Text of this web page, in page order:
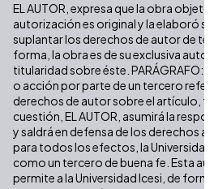
EL AUTOR, expresa que la obra
autorización es original y la elaboró
suplantar los derechos de autor de
forma, la obra es de su exclusiva
titularidad sobre éste. PARÁGRAFO:
o acción por parte de un tercero
derechos de autor sobre el artículo,
cuestión, EL AUTOR, asumirá la
y saldrá en defensa de los derechos
para todos los efectos, la Universidad
como un tercero de buena fe. Esta
permite a la Universidad Icesi, de